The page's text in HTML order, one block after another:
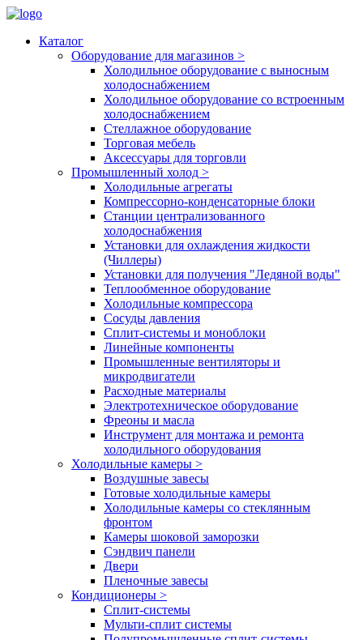
Каталог
Оборудование для магазинов >
Холодильное оборудование с выносным
холодоснабжением
Холодильное оборудование со встроенным
холодоснабжением
Стеллажное оборудование
Торговая мебель
Аксессуары для торговли
Промышленный холод >
Холодильные агрегаты
Компрессорно-конденсаторные блоки
Станции централизованного
холодоснабжения
Установки для охлаждения жидкости
(Чиллеры)
Установки для получения "Ледяной воды"
Теплообменное оборудование
Холодильные компрессора
Сосуды давления
Cплит-системы и моноблоки
Линейные компоненты
Промышленные вентиляторы и
микродвигатели
Расходные материалы
Электротехническое оборудование
Фреоны и масла
Инструмент для монтажа и ремонта
холодильного оборудования
Холодильные камеры >
Воздушные завесы
Готовые холодильные камеры
Холодильные камеры со стеклянным
фронтом
Камеры шоковой заморозки
Сэндвич панели
Двери
Пленочные завесы
Кондиционеры >
Сплит-системы
Мульти-сплит системы